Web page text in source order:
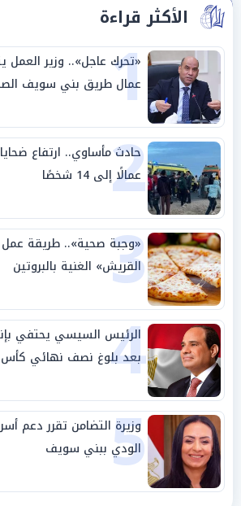
الأكثر قراءة
1
«تحرك عاجل».. وزير العمل
عمال طريق بني سويف
2
حادث مأساوي.. ارتفاع
عمالًا إلى 14 شخصًا
3
«وجبة صحية».. طريقة عمل
القريش» الغنية بالبروتين
4
الرئيس السيسي يحتفي
بعد بلوغ نصف نهائي كأس
5
وزيرة التضامن تقرر دعم
الودي ببني سويف